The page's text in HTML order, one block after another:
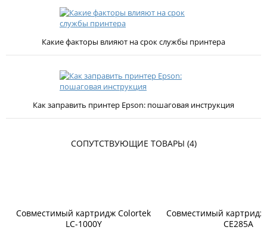
Какие факторы влияют на срок службы принтера
Как заправить принтер Epson: пошаговая инструкция
СОПУТСТВУЮЩИЕ ТОВАРЫ (4)
Совместимый картридж Colortek
LC-1000Y
Совместимый картридж
CE285A